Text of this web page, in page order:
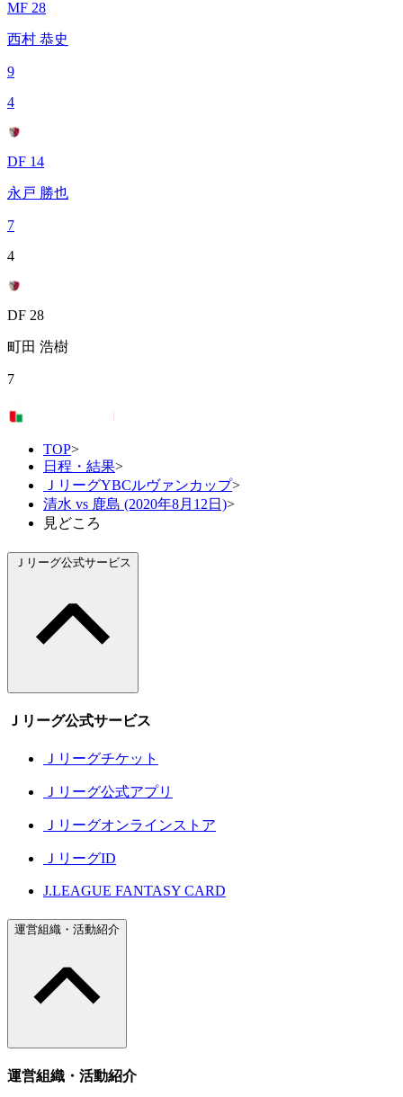
MF 28
西村 恭史
9
4
DF 14
永戸 勝也
7
4
DF 28
町田 浩樹
7
TOP>
日程・結果>
ＪリーグYBCルヴァンカップ>
清水 vs 鹿島 (2020年8月12日)>
見どころ
Ｊリーグ公式サービス
Ｊリーグ公式サービス
Ｊリーグチケット
Ｊリーグ公式アプリ
Ｊリーグオンラインストア
ＪリーグID
J.LEAGUE FANTASY CARD
運営組織・活動紹介
運営組織・活動紹介